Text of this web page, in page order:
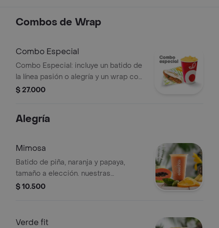
Combos de Wrap
Combo Especial
Combo Especial: incluye un batido de
la línea pasión o alegría y un wrap con
el sabor de tu elección.
$ 27.000
Alegría
Mimosa
Batido de piña, naranja y papaya,
tamaño a elección. nuestras
preparaciones se encuentran
ingredientes
$ 10.500
Verde fit